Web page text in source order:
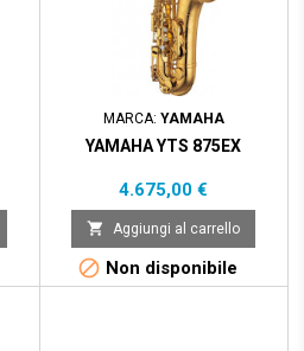
MARCA: YAMAHA
YAMAHA YTS 875EX
Prezzo
4.675,00 €
 Aggiungi al carrello
 Non disponibile